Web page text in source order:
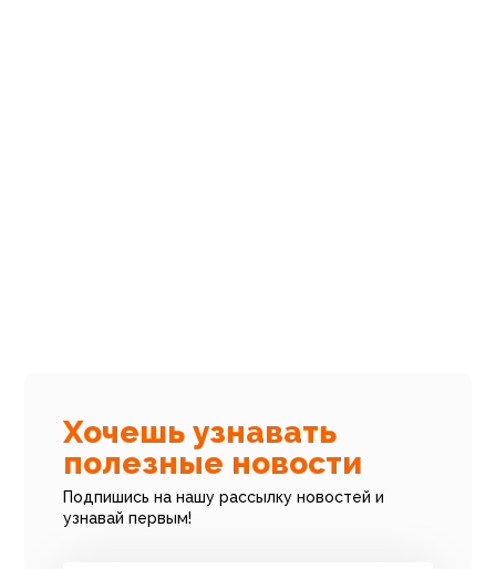
Хочешь узнавать
полезные новости
Подпишись на нашу рассылку новостей и
узнавай первым!